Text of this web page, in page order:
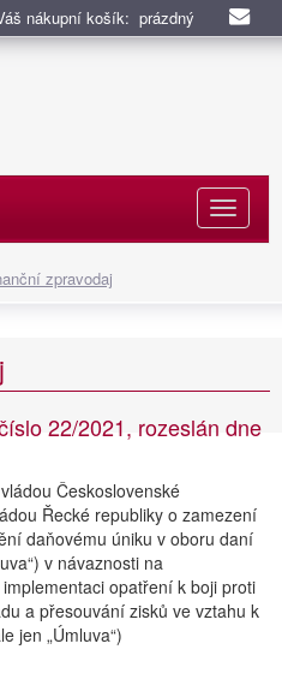
nákupní košík: prázdný
zpravodaj
22/2021, rozeslán dne
Československé
Řecké republiky o zamezení
daňovému úniku v oboru daní
v návaznosti na
opatření k boji proti
a přesouvání zisků ve vztahu k
jen „Úmluva“)